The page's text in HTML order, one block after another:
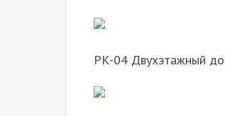
РК-04 Двухэтажный